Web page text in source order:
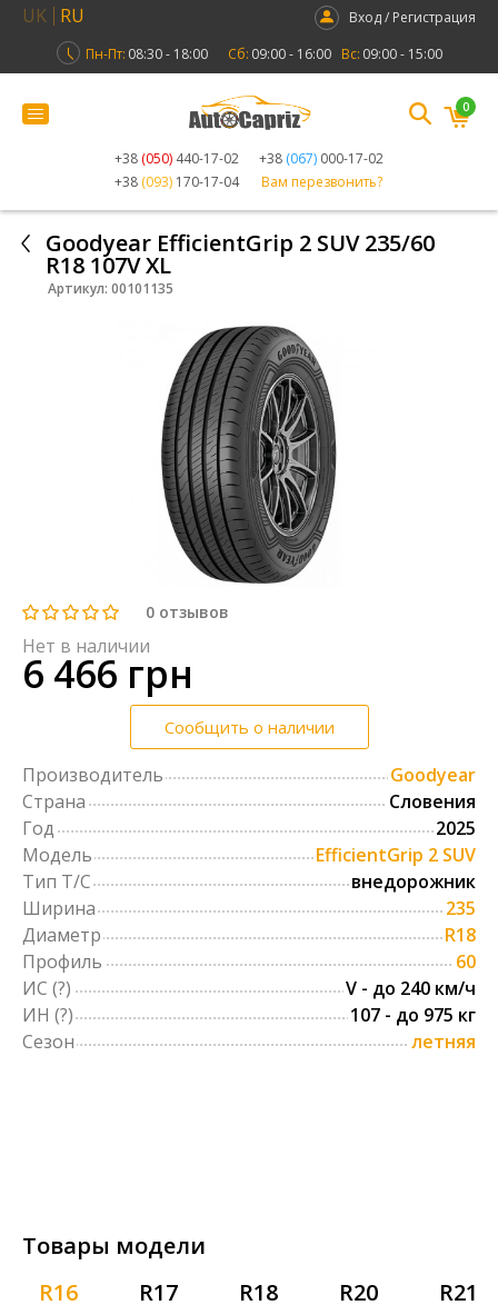
UK RU
Вход / Регистрация
Пн-Пт: 08:30 - 18:00 Сб: 09:00 - 16:00 Вс: 09:00 - 15:00
+38 (050) 440-17-02 +38 (067) 000-17-02
+38 (093) 170-17-04 Вам перезвонить?
0
Goodyear EfficientGrip 2 SUV 235/60
R18 107V XL
Артикул: 00101135
0 отзывов
Нет в наличии
6 466 грн
Сообщить о наличии
Производитель
Goodyear
Страна
Словения
Год
2025
Модель
EfficientGrip 2 SUV
Тип Т/С
внедорожник
Ширина
235
Диаметр
R18
Профиль
60
ИС (?)
V - до 240 км/ч
ИН (?)
107 - до 975 кг
Сезон
летняя
Товары модели
R16
R17 R18 R20 R21